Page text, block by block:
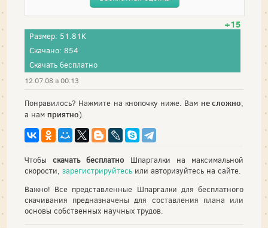
+15
Размер: 51.81K
Скачано: 854
Скачать бесплатно
12.07.08 в 00:13
Понравилось? Нажмите на кнопочку ниже. Вам не сложно,
а нам приятно).
Чтобыскачать бесплатно Шпаргалки на максимальной
скорости, зарегистрируйтесь или авторизуйтесь на сайте.
Важно! Все представленные Шпаргалки для бесплатного
скачивания предназначены для составления плана или
основы собственных научных трудов.